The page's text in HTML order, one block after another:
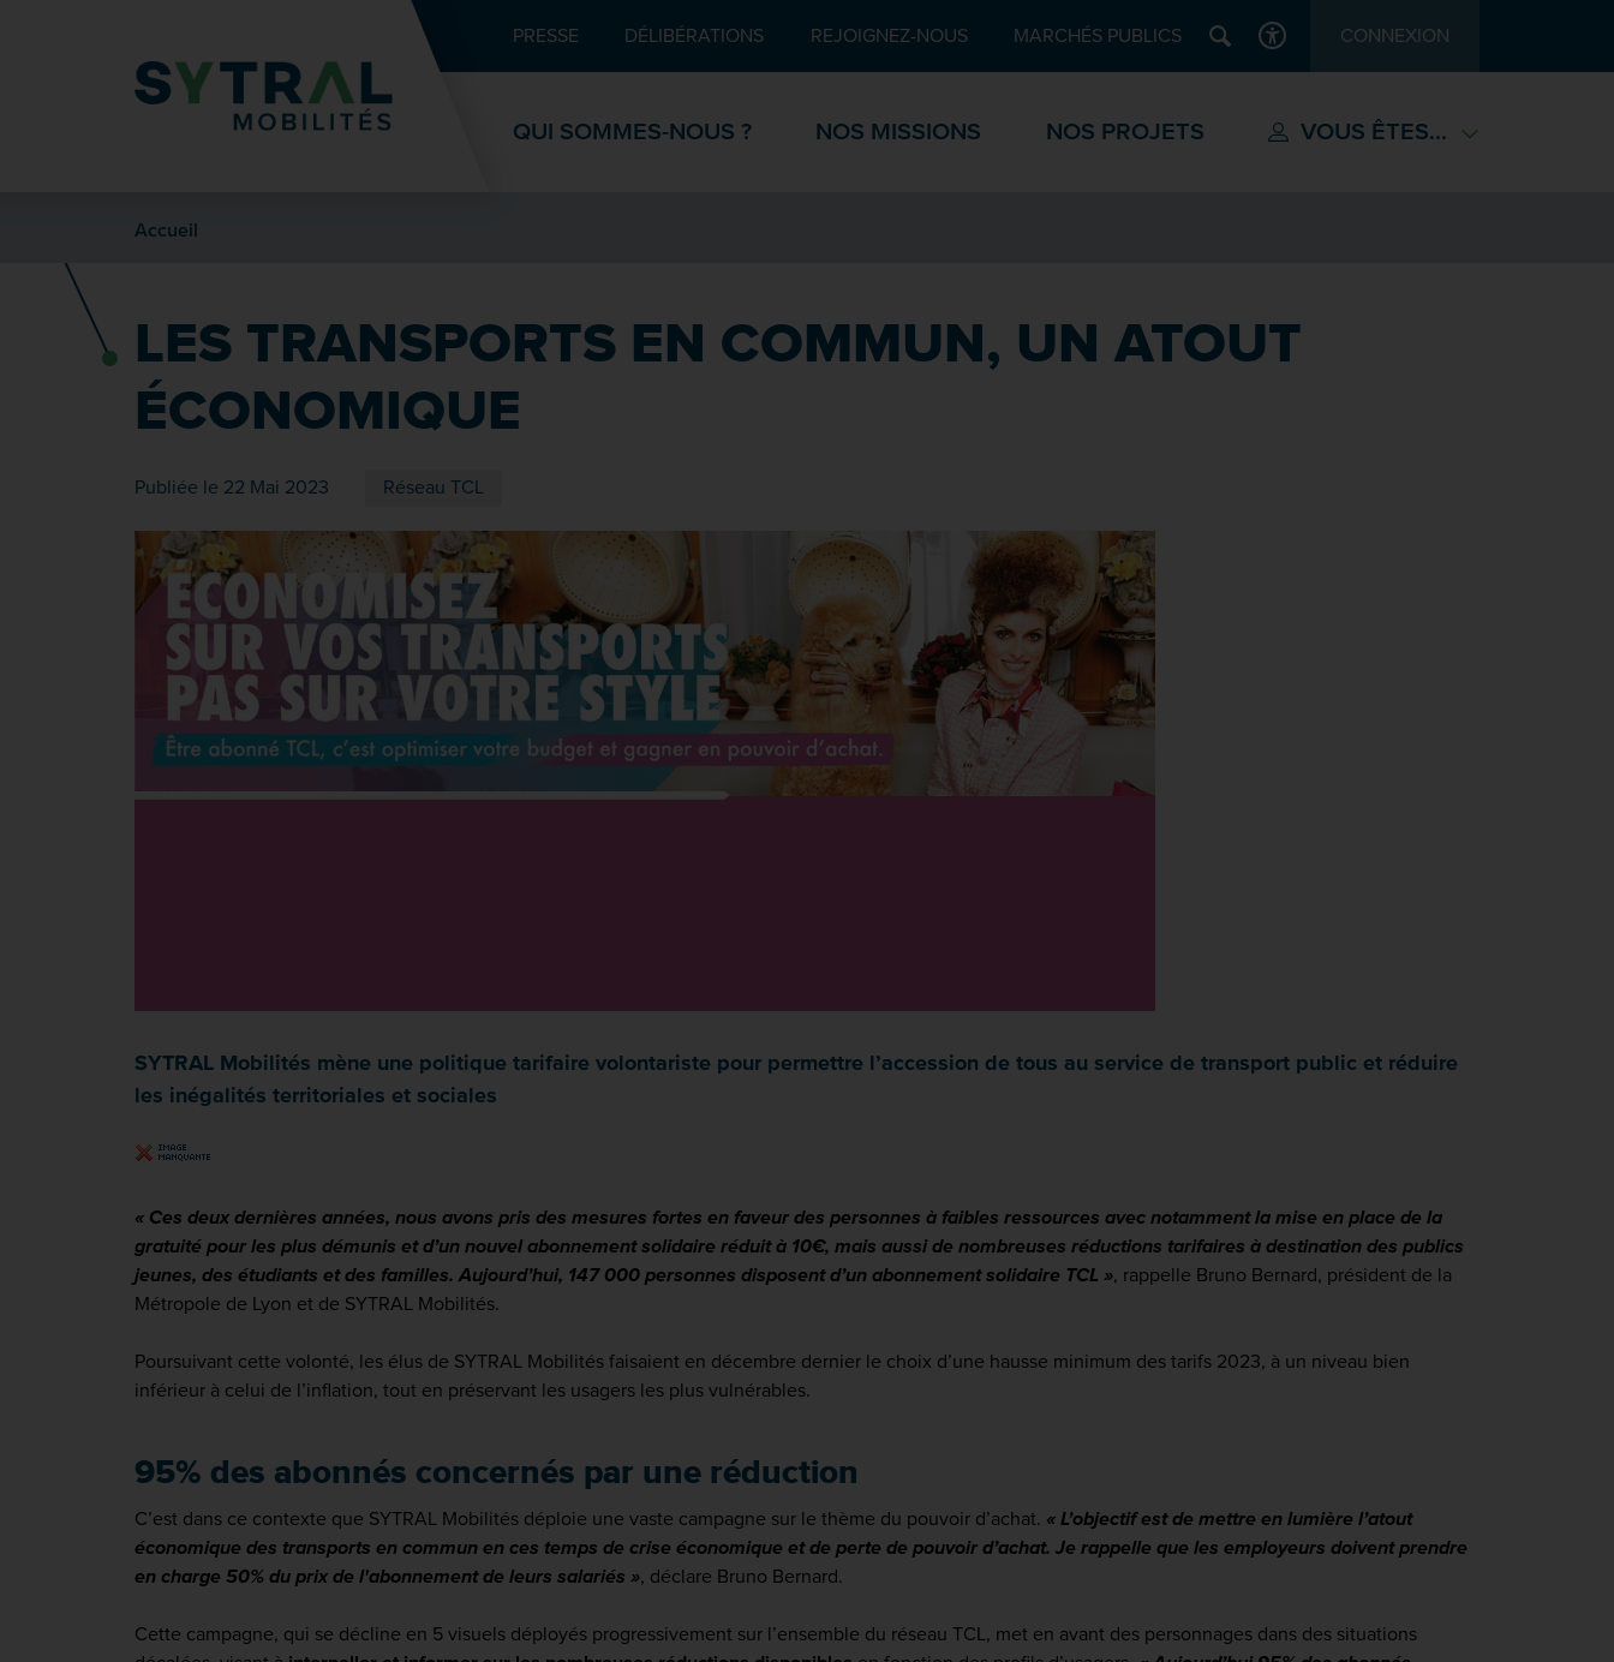
Recherche Pied de page
PRESSE DÉLIBÉRATIONS REJOIGNEZ-NOUS MARCHÉS PUBLICS Recherche
ACCESSIBILITÉCONNEXION
QUI SOMMES-NOUS ? NOS MISSIONS NOS PROJETS VOUS ÊTES...
Accueil
LES TRANSPORTS EN COMMUN, UN ATOUT
ÉCONOMIQUE
Publiée le 22 Mai 2023 Réseau TCL
SYTRAL Mobilités mène une politique tarifaire volontariste pour permettre l’accession de tous au service de transport public et réduire
les inégalités territoriales et sociales
« Ces deux dernières années, nous avons pris des mesures fortes en faveur des personnes à faibles ressources avec notamment la mise en place de la
gratuité pour les plus démunis et d’un nouvel abonnement solidaire réduit à 10€, mais aussi de nombreuses réductions tarifaires à destination des publics
jeunes, des étudiants et des familles. Aujourd’hui, 147 000 personnes disposent d’un abonnement solidaire TCL », rappelle Bruno Bernard, président de la
Métropole de Lyon et de SYTRAL Mobilités.
Poursuivant cette volonté, les élus de SYTRAL Mobilités faisaient en décembre dernier le choix d’une hausse minimum des tarifs 2023, à un niveau bien
inférieur à celui de l’inflation, tout en préservant les usagers les plus vulnérables.
95% des abonnés concernés par une réduction
C’est dans ce contexte que SYTRAL Mobilités déploie une vaste campagne sur le thème du pouvoir d’achat. « L’objectif est de mettre en lumière l’atout
économique des transports en commun en ces temps de crise économique et de perte de pouvoir d’achat. Je rappelle que les employeurs doivent prendre
en charge 50% du prix de l'abonnement de leurs salariés », déclare Bruno Bernard.
Cette campagne, qui se décline en 5 visuels déployés progressivement sur l’ensemble du réseau TCL, met en avant des personnages dans des situations